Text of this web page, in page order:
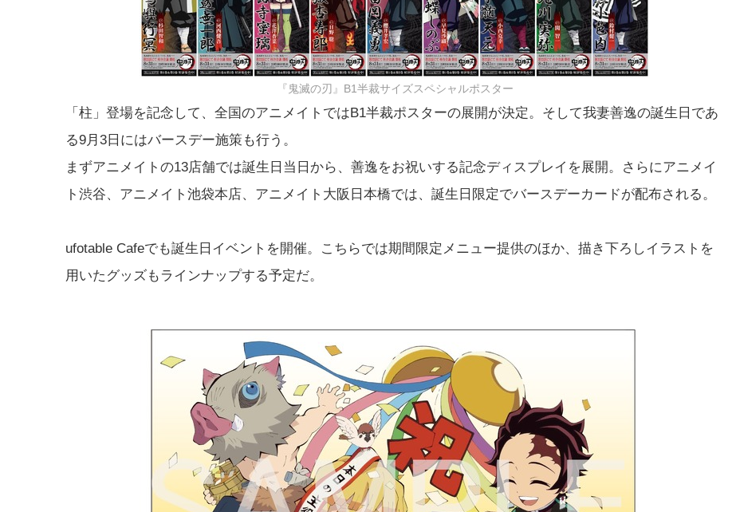
『鬼滅の刃』B1半裁サイズスペシャルポスター
「柱」登場を記念して、全国のアニメイトではB1半裁ポスターの展開が決定。そして我妻善逸の誕生日であ
る9月3日にはバースデー施策も行う。
まずアニメイトの13店舗では誕生日当日から、善逸をお祝いする記念ディスプレイを展開。さらにアニメイ
ト渋谷、アニメイト池袋本店、アニメイト大阪日本橋では、誕生日限定でバースデーカードが配布される。
ufotable Cafeでも誕生日イベントを開催。こちらでは期間限定メニュー提供のほか、描き下ろしイラストを
用いたグッズもラインナップする予定だ。